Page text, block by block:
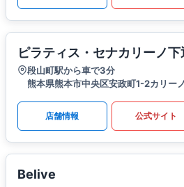
ピラティス・セナカリーノ下
段山町駅から車で3分
熊本県熊本市中央区安政町1-2カリー
店舗情報 公式サイト
Belive